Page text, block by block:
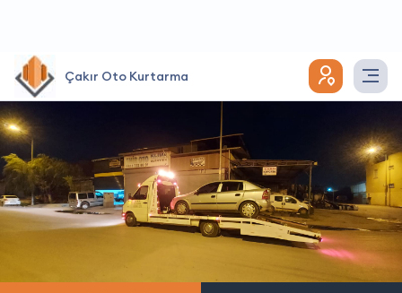
Çakır Oto Kurtarma